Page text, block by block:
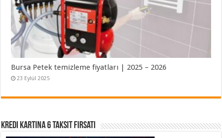
Bursa Petek temizleme fiyatları | 2025 – 2026
23 Eylül 2025
Kredi Kartına 6 Taksit Fırsatı